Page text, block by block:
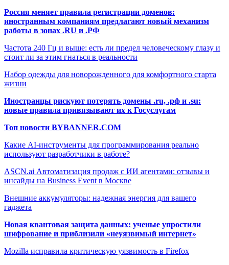
Россия меняет правила регистрации доменов:
иностранным компаниям предлагают новый механизм
работы в зонах .RU и .РФ
Частота 240 Гц и выше: есть ли предел человеческому глазу и
стоит ли за этим гнаться в реальности
Набор одежды для новорожденного для комфортного старта
жизни
Иностранцы рискуют потерять домены .ru, .рф и .su:
новые правила привязывают их к Госуслугам
Топ новости BYBANNER.COM
Какие AI-инструменты для программирования реально
используют разработчики в работе?
ASCN.ai Автоматизация продаж с ИИ агентами: отзывы и
инсайды на Business Event в Москве
Внешние аккумуляторы: надежная энергия для вашего
гаджета
Новая квантовая защита данных: ученые упростили
шифрование и приблизили «неуязвимый интернет»
Mozilla исправила критическую уязвимость в Firefox